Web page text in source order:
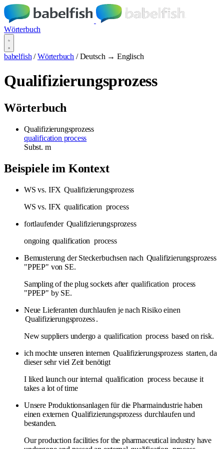
Wörterbuch
babelfish / Wörterbuch / Deutsch → Englisch
Qualifizierungsprozess
Wörterbuch
Qualifizierungsprozess
qualification process
Subst. m
Beispiele im Kontext
WS vs. IFX Qualifizierungsprozess
WS vs. IFX qualification process
fortlaufender Qualifizierungsprozess
ongoing qualification process
Bemusterung der Steckerbuchsen nach Qualifizierungsprozess
"PPEP" von SE.
Sampling of the plug sockets after qualification process
"PPEP" by SE.
Neue Lieferanten durchlaufen je nach Risiko einen
Qualifizierungsprozess.
New suppliers undergo a qualification process based on risk.
ich mochte unseren internen Qualifizierungsprozess starten, da
dieser sehr viel Zeit benötigt
I liked launch our internal qualification process because it
takes a lot of time
Unsere Produktionsanlagen für die Pharmaindustrie haben
einen externen Qualifizierungsprozess durchlaufen und
bestanden.
Our production facilities for the pharmaceutical industry have